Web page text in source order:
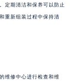
定期清洁和保养可以防止
重新组装过程中保持清
维修中心进行检查和维